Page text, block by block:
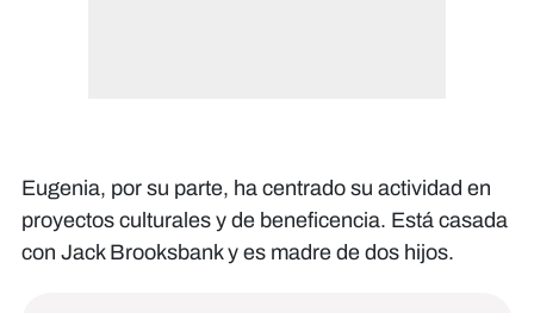
Eugenia, por su parte, ha centrado su actividad en
proyectos culturales y de beneficencia. Está casada
con Jack Brooksbank y es madre de dos hijos.